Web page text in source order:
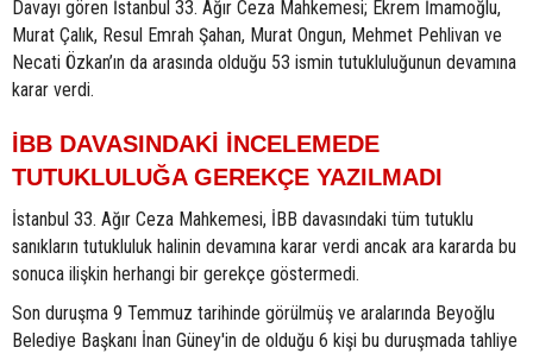
Davayı gören İstanbul 33. Ağır Ceza Mahkemesi; Ekrem İmamoğlu,
Murat Çalık, Resul Emrah Şahan, Murat Ongun, Mehmet Pehlivan ve
Necati Özkan’ın da arasında olduğu 53 ismin tutukluluğunun devamına
karar verdi.
İBB DAVASINDAKİ İNCELEMEDE
TUTUKLULUĞA GEREKÇE YAZILMADI
İstanbul 33. Ağır Ceza Mahkemesi, İBB davasındaki tüm tutuklu
sanıkların tutukluluk halinin devamına karar verdi ancak ara kararda bu
sonuca ilişkin herhangi bir gerekçe göstermedi.
Son duruşma 9 Temmuz tarihinde görülmüş ve aralarında Beyoğlu
Belediye Başkanı İnan Güney'in de olduğu 6 kişi bu duruşmada tahliye